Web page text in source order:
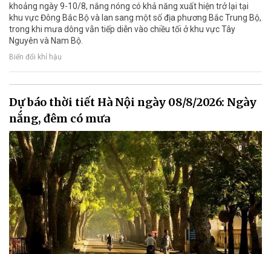
khoảng ngày 9-10/8, nắng nóng có khả năng xuất hiện trở lại tại
khu vực Đông Bắc Bộ và lan sang một số địa phương Bắc Trung Bộ,
trong khi mưa dông vẫn tiếp diễn vào chiều tối ở khu vực Tây
Nguyên và Nam Bộ.
Biến đổi khí hậu
Dự báo thời tiết Hà Nội ngày 08/8/2026: Ngày
nắng, đêm có mưa